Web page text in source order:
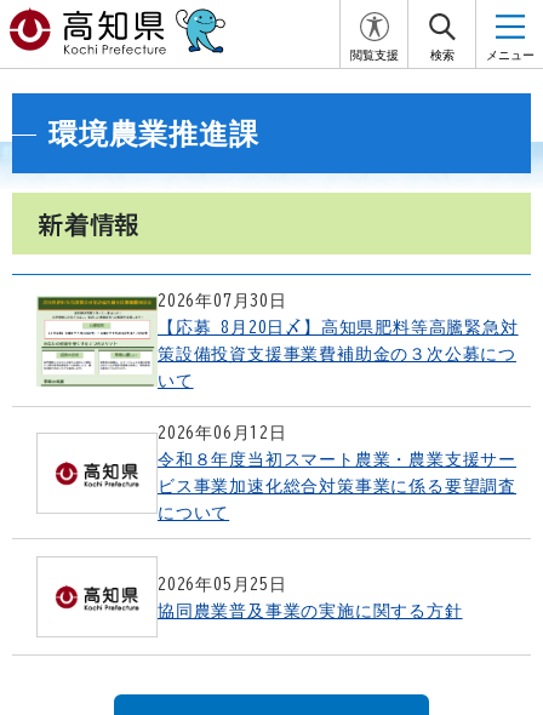
閲覧支援 検索 メニュー
環境農業推進課
新着情報
2026年07月30日
【応募 8月20日〆】高知県肥料等高騰緊急対
策設備投資支援事業費補助金の３次公募につ
いて
2026年06月12日
令和８年度当初スマート農業・農業支援サー
ビス事業加速化総合対策事業に係る要望調査
について
2026年05月25日
協同農業普及事業の実施に関する方針